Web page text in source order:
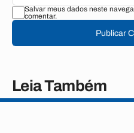
Salvar meus dados neste
comentar.
Publicar
Leia Também